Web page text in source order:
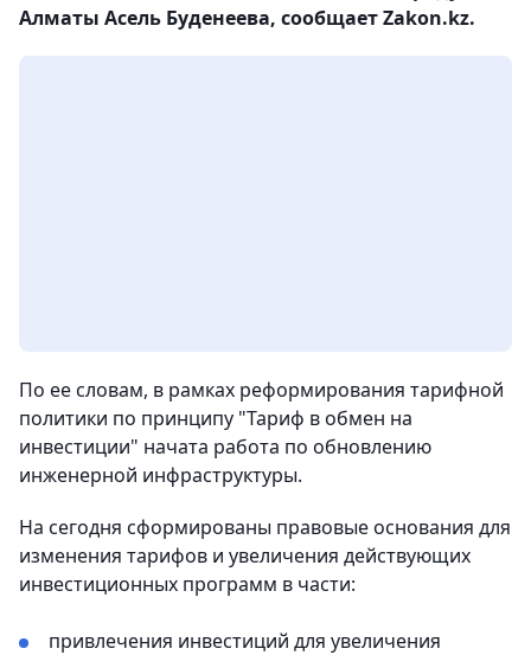
Алматы Асель Буденеева, сообщает Zakon.kz.
По ее словам, в рамках реформирования тарифной
политики по принципу "Тариф в обмен на
инвестиции" начата работа по обновлению
инженерной инфраструктуры.
На сегодня сформированы правовые основания для
изменения тарифов и увеличения действующих
инвестиционных программ в части:
привлечения инвестиций для увеличения